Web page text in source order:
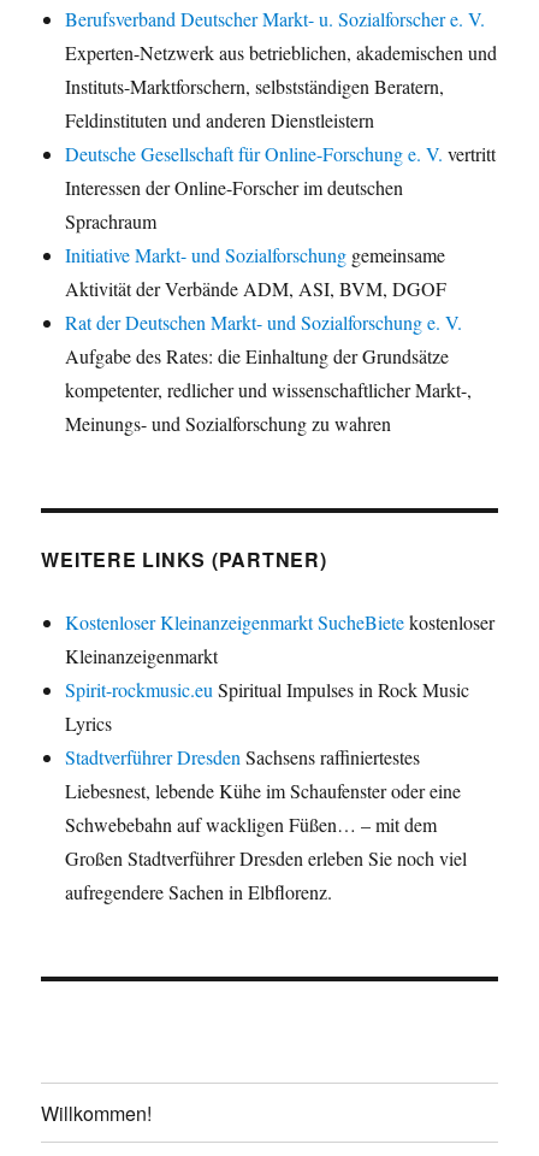
Berufsverband Deutscher Markt- u. Sozialforscher e. V.
Experten-Netzwerk aus betrieblichen, akademischen und
Instituts-Marktforschern, selbstständigen Beratern,
Feldinstituten und anderen Dienstleistern
Deutsche Gesellschaft für Online-Forschung e. V. vertritt
Interessen der Online-Forscher im deutschen
Sprachraum
Initiative Markt- und Sozialforschung gemeinsame
Aktivität der Verbände ADM, ASI, BVM, DGOF
Rat der Deutschen Markt- und Sozialforschung e. V.
Aufgabe des Rates: die Einhaltung der Grundsätze
kompetenter, redlicher und wissenschaftlicher Markt-,
Meinungs- und Sozialforschung zu wahren
WEITERE LINKS (PARTNER)
Kostenloser Kleinanzeigenmarkt SucheBietekostenloser
Kleinanzeigenmarkt
Spirit-rockmusic.eu Spiritual Impulses in Rock Music
Lyrics
Stadtverführer Dresden Sachsens raffiniertestes
Liebesnest, lebende Kühe im Schaufenster oder eine
Schwebebahn auf wackligen Füßen… – mit dem
Großen Stadtverführer Dresden erleben Sie noch viel
aufregendere Sachen in Elbflorenz.
Willkommen!